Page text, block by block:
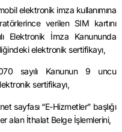
elektronik imza kullanımına
verilen SIM kartını
Elektronik İmza Kanununda
elektronik sertifikayı,
sayılı Kanunun 9 uncu
sertifikayı,
sayfası “E-Hizmetler” başlığı
alan İthalat Belge İşlemlerini,